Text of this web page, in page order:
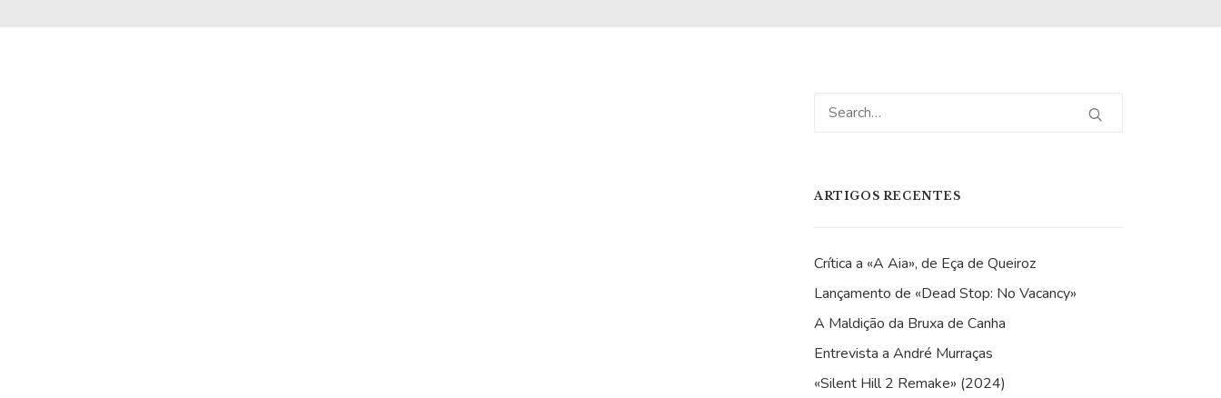
ARTIGOS RECENTES
Crítica a «A Aia», de Eça de Queiroz
Lançamento de «Dead Stop: No Vacancy»
A Maldição da Bruxa de Canha
Entrevista a André Murraças
«Silent Hill 2 Remake» (2024)